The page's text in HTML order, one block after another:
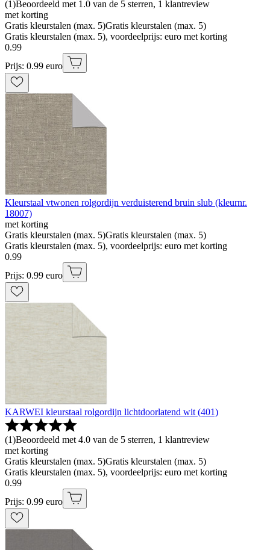
(1)Beoordeeld met 1.0 van de 5 sterren, 1 klantreview
met korting
Gratis kleurstalen (max. 5)Gratis kleurstalen (max. 5)
Gratis kleurstalen (max. 5), voordeelprijs: euro met korting
0.99
Prijs: 0.99 euro
Kleurstaal vtwonen rolgordijn verduisterend bruin slub (kleurnr.
18007)
met korting
Gratis kleurstalen (max. 5)Gratis kleurstalen (max. 5)
Gratis kleurstalen (max. 5), voordeelprijs: euro met korting
0.99
Prijs: 0.99 euro
KARWEI kleurstaal rolgordijn lichtdoorlatend wit (401)
(1)Beoordeeld met 4.0 van de 5 sterren, 1 klantreview
met korting
Gratis kleurstalen (max. 5)Gratis kleurstalen (max. 5)
Gratis kleurstalen (max. 5), voordeelprijs: euro met korting
0.99
Prijs: 0.99 euro